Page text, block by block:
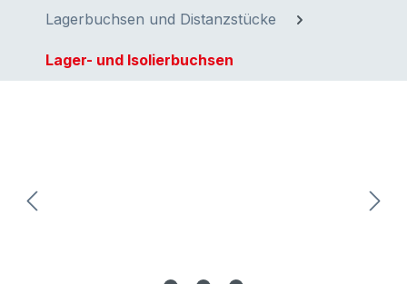
Lagerbuchsen und Distanzstücke
Lager- und Isolierbuchsen